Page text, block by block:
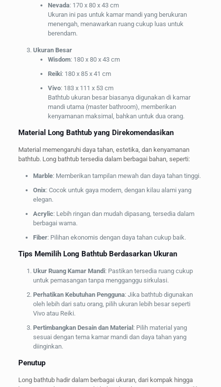
Nevada: 170 x 80 x 43 cm
Ukuran ini pas untuk kamar mandi yang berukuran
menengah, menawarkan ruang cukup luas untuk
berendam.
Ukuran Besar
Wisdom: 180 x 80 x 43 cm
Reiki: 180 x 85 x 41 cm
Vivo: 183 x 111 x 53 cm
Bathtub ukuran besar biasanya digunakan di kamar
mandi utama (master bathroom), memberikan
kenyamanan maksimal, bahkan untuk dua orang.
Material Long Bathtub yang Direkomendasikan
Material memengaruhi daya tahan, estetika, dan kenyamanan
bathtub. Long bathtub tersedia dalam berbagai bahan, seperti:
Marble: Memberikan tampilan mewah dan daya tahan tinggi.
Onix: Cocok untuk gaya modern, dengan kilau alami yang
elegan.
Acrylic: Lebih ringan dan mudah dipasang, tersedia dalam
berbagai warna.
Fiber: Pilihan ekonomis dengan daya tahan cukup baik.
Tips Memilih Long Bathtub Berdasarkan Ukuran
Ukur Ruang Kamar Mandi: Pastikan tersedia ruang cukup
untuk pemasangan tanpa mengganggu sirkulasi.
Perhatikan Kebutuhan Pengguna: Jika bathtub digunakan
oleh lebih dari satu orang, pilih ukuran lebih besar seperti
Vivo atau Reiki.
Pertimbangkan Desain dan Material : Pilih material yang
sesuai dengan tema kamar mandi dan daya tahan yang
diinginkan.
Penutup
Long bathtub hadir dalam berbagai ukuran, dari kompak hingga